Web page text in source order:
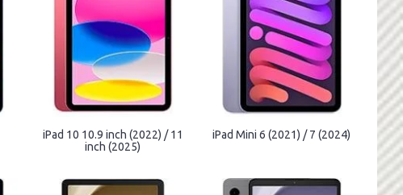
iPad 10 10.9 inch (2022) / 11
inch (2025)
iPad Mini 6 (2021) / 7 (2024)